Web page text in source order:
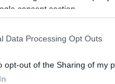
consent section.
Data Processing Opt Outs
opt-out of the Sharing of my
kerék előtti